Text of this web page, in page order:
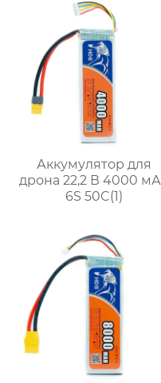
Аккумулятор для
дрона 22,2 В 4000
6S 50C(1)